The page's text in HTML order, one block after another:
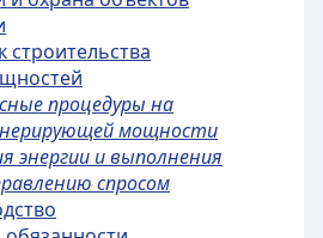
строительства
процедуры на
мощности
энергии и выполнения
спросом